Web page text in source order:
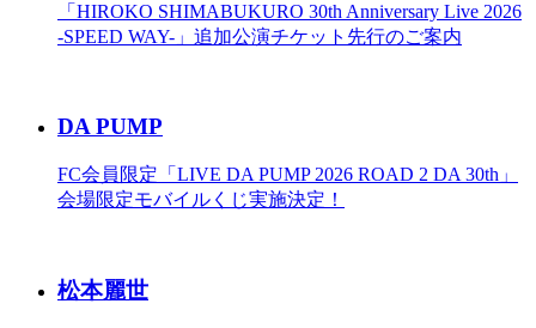
「HIROKO SHIMABUKURO 30th Anniversary Live 2026
-SPEED WAY-」追加公演チケット先行のご案内
DA PUMP
FC会員限定「LIVE DA PUMP 2026 ROAD 2 DA 30th」
会場限定モバイルくじ実施決定！
松本麗世